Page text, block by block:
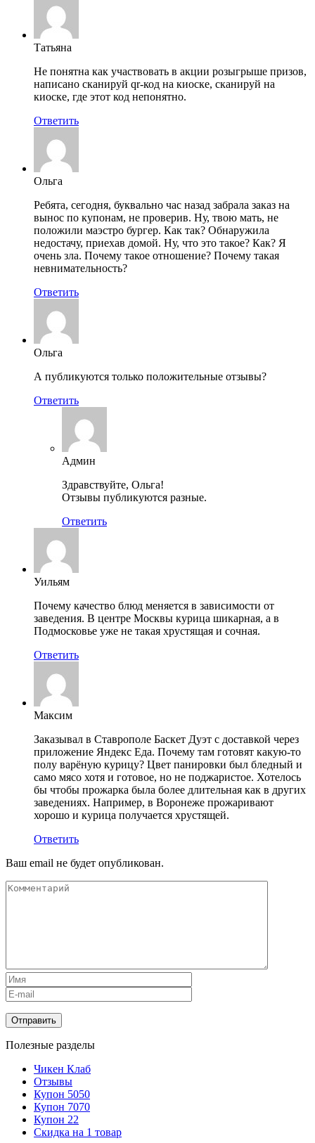
Татьяна
Не понятна как участвовать в акции розыгрыше призов,
написано сканируй qr-код на киоске, сканируй на
киоске, где этот код непонятно.
Ответить
Ольга
Ребята, сегодня, буквально час назад забрала заказ на
вынос по купонам, не проверив. Ну, твою мать, не
положили маэстро бургер. Как так? Обнаружила
недостачу, приехав домой. Ну, что это такое? Как? Я
очень зла. Почему такое отношение? Почему такая
невнимательность?
Ответить
Ольга
А публикуются только положительные отзывы?
Ответить
Админ
Здравствуйте, Ольга!
Отзывы публикуются разные.
Ответить
Уильям
Почему качество блюд меняется в зависимости от
заведения. В центре Москвы курица шикарная, а в
Подмосковье уже не такая хрустящая и сочная.
Ответить
Максим
Заказывал в Ставрополе Баскет Дуэт с доставкой через
приложение Яндекс Еда. Почему там готовят какую-то
полу варёную курицу? Цвет панировки был бледный и
само мясо хотя и готовое, но не поджаристое. Хотелось
бы чтобы прожарка была более длительная как в других
заведениях. Например, в Воронеже прожаривают
хорошо и курица получается хрустящей.
Ответить
Ваш email не будет опубликован.
Полезные разделы
Чикен Клаб
Отзывы
Купон 5050
Купон 7070
Купон 22
Скидка на 1 товар